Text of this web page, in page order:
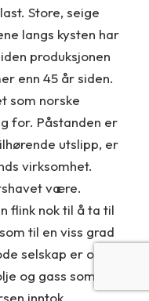
Store, seige
langs kysten har
produksjonen
enn 45 år siden.
som norske
for. Påstanden er
utslipp, er
virksomhet.
være.
flink nok til å ta til
til en viss grad
selskap er også
og gass som,
inntok